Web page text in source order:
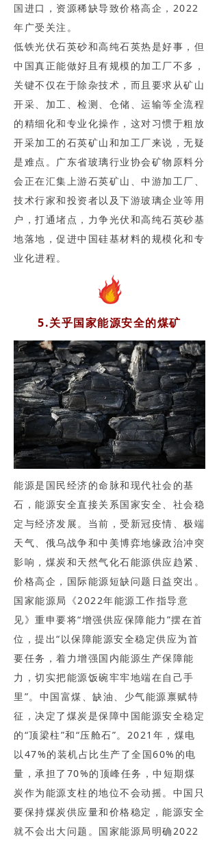
国进口，资源稀缺导致价格高企，2022
年广受关注。
低铁光伏石英砂和高纯石英热是好事，但
中国真正能做好且有规模的加工厂不多，
关键不仅在于除杂技术，而且要求从矿山
开采、加工、检测、仓储、运输等全流程
的精细化和专业化操作，这对习惯于粗放
开采加工的石英矿山和加工厂来说，无疑
是难点。广东省玻璃行业协会矿物原料分
会正在汇集上游石英矿山、中游加工厂、
技术行家和投资者以及下游玻璃企业等用
户，打通堵点，力争光伏和高纯石英砂基
地落地，促进中国硅基材料的规模化和专
业化进程。
5.关乎国家能源安全的煤矿
能源是国民经济的命脉和现代社会的基
石，能源安全直接关系国家安全、社会稳
定与经济发展。当前，受新冠疫情、极端
天气、俄乌战争和中美博弈地缘政治冲突
影响，煤炭和天然气化石能源供应趋紧、
价格高企，国际能源短缺问题日益突出。
国家能源局《2022年能源工作指导意
见》重申要将“增强供应保障能力”摆在首
位，提出“以保障能源安全稳定供应为首
要任务，着力增强国内能源生产保障能
力，切实把能源饭碗牢牢地端在自己手
里”。中国富煤、缺油、少气能源禀赋特
征，决定了煤炭是保障中国能源安全稳定
的“顶梁柱”和“压舱石”。2021年，煤电
以47%的装机占比生产了全国60%的电
量，承担了70%的顶峰任务，中短期煤
炭作为能源支柱的地位不会动摇。中国只
要保持煤炭供应量和价格稳定，能源安全
就不会出大问题。国家能源局明确2022